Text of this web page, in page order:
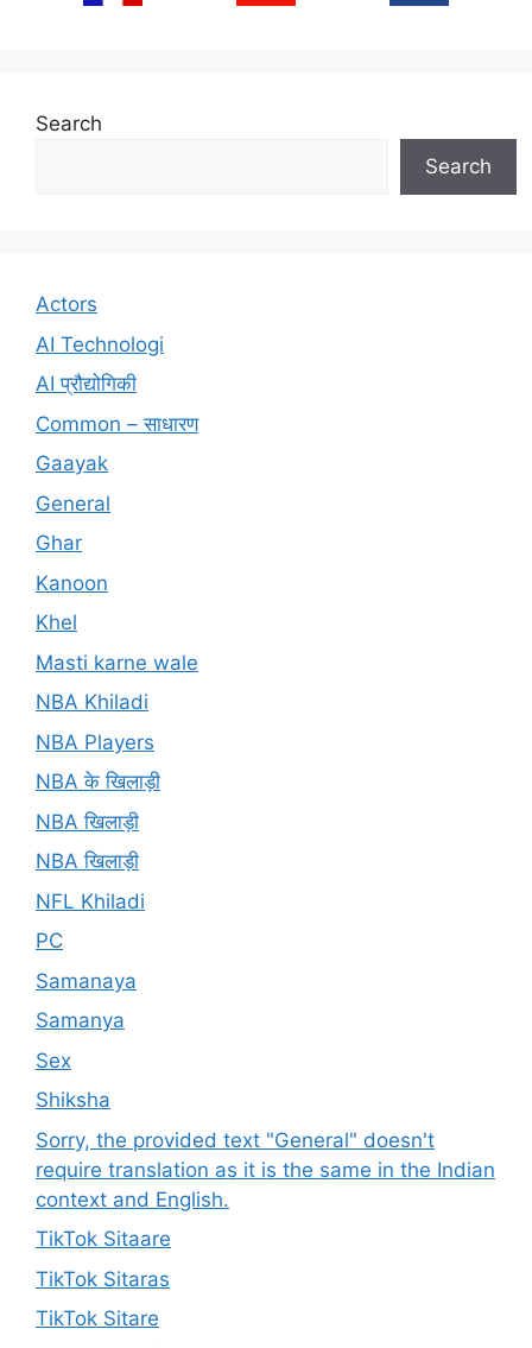
Search
Search
Actors
AI Technologi
AI प्रौद्योगिकी
Common – साधारण
Gaayak
General
Ghar
Kanoon
Khel
Masti karne wale
NBA Khiladi
NBA Players
NBA के खिलाड़ी
NBA खिलाड़ी
NBA खिलाड़ी
NFL Khiladi
PC
Samanaya
Samanya
Sex
Shiksha
Sorry, the provided text "General" doesn't
require translation as it is the same in the Indian
context and English.
TikTok Sitaare
TikTok Sitaras
TikTok Sitare